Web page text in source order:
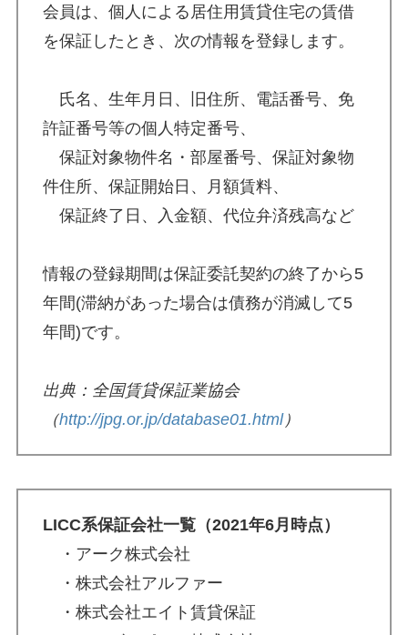
会員は、個人による居住用賃貸住宅の賃借
を保証したとき、次の情報を登録します。
氏名、生年月日、旧住所、電話番号、免
許証番号等の個人特定番号、
保証対象物件名・部屋番号、保証対象物
件住所、保証開始日、月額賃料、
保証終了日、入金額、代位弁済残高など
情報の登録期間は保証委託契約の終了から5
年間(滞納があった場合は債務が消滅して5
年間)です。
出典：全国賃貸保証業協会
（http://jpg.or.jp/database01.html）
LICC系保証会社一覧（2021年6月時点）
・アーク株式会社
・株式会社アルファー
・株式会社エイト賃貸保証